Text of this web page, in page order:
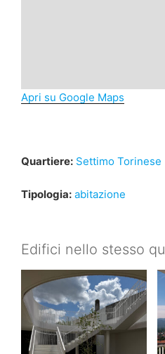
Apri su Google Maps
Quartiere: Settimo Torinese
Tipologia: abitazione
Edifici nello stesso